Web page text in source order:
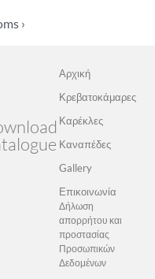
›
Αρχική
Κρεβατοκάμαρες
Καρέκλες
Καναπέδες
Gallery
Επικοινωνία
Δήλωση
απορρήτου και
προστασίας
Προσωπικών
Δεδομένων